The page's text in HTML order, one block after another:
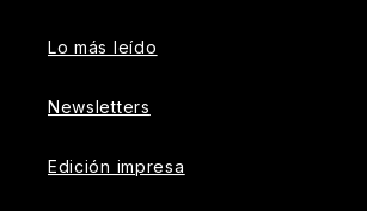
Lo más leído
Newsletters
Edición impresa